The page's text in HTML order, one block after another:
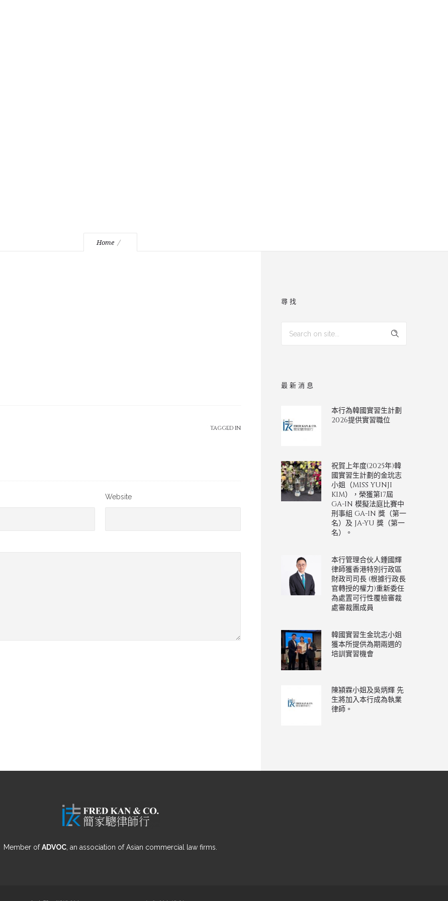
Home
TAGGED IN
Website
尋找
最新消息
本行為韓國實習生計劃
2026提供實習職位
祝賀上年度(2025年)韓
國實習生計劃的金玧志
小姐（MISS YUNJI
KIM），榮獲第17屆
GA-IN 模擬法庭比賽中
刑事組 GA-IN 獎（第一
名）及 JA-YU 獎（第一
名）。
本行管理合伙人鍾國輝
律師獲香港特別行政區
財政司司長 (根據行政長
官轉授的權力)重新委任
為處置可行性覆檢審裁
處審裁團成員
韓國實習生金玧志小姐
獲本所提供為期兩週的
培訓實習機會
陳潁霖小姐及吳炳輝 先
生將加入本行成為執業
律師。
Member ofADVOC, an association of Asian commercial law firms.